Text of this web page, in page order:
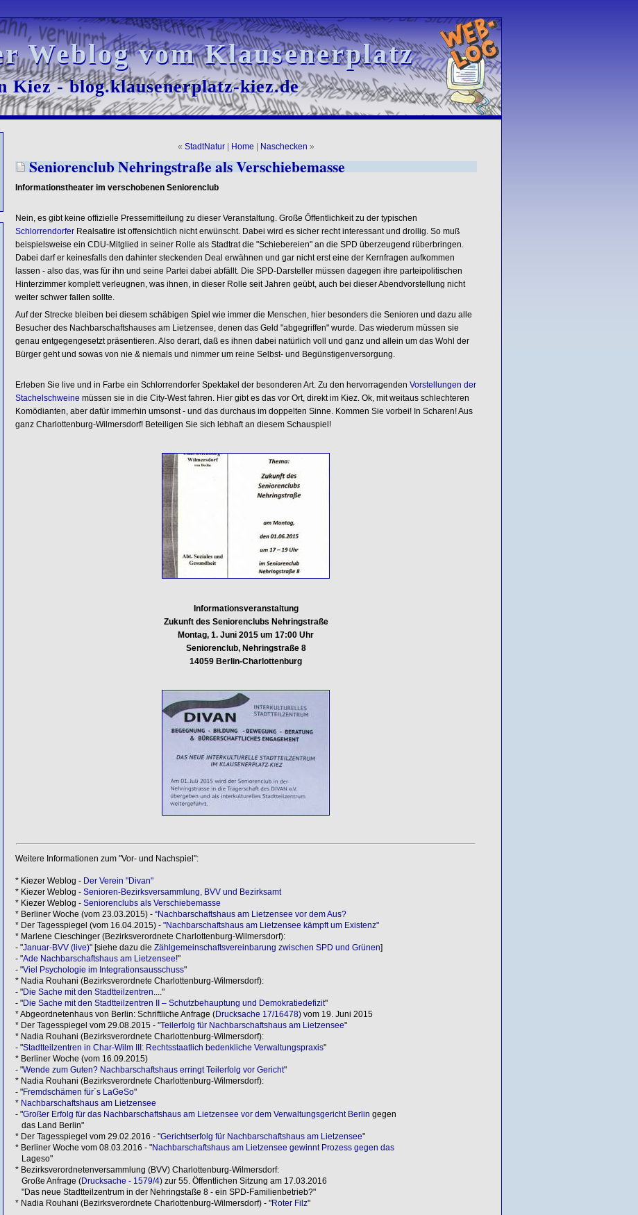
Weblog vom Klausenerplatz
Weblog vom Klausenerplatz
Kiez - blog.klausenerplatz-kiez.de
Kiez - blog.klausenerplatz-kiez.de
« StadtNatur| Home Naschecken »
Seniorenclub Nehringstraße als Verschiebemasse
Informationstheater im verschobenen Seniorenclub
Nein, es gibt keine offizielle Pressemitteilung zu dieser Veranstaltung. Große Öffentlichkeit zu der typischen
SchlorrendorferRealsatire ist offensichtlich nicht erwünscht. Dabei wird es sicher recht interessant und drollig. So muß
beispielsweise ein CDU-Mitglied in seiner Rolle als Stadtrat die "Schiebereien" an die SPD überzeugend rüberbringen.
Dabei darf er keinesfalls den dahinter steckenden Deal erwähnen und gar nicht erst eine der Kernfragen aufkommen
lassen - also das, was für ihn und seine Partei dabei abfällt. Die SPD-Darsteller müssen dagegen ihre parteipolitischen
Hinterzimmer komplett verleugnen, was ihnen, in dieser Rolle seit Jahren geübt, auch bei dieser Abendvorstellung nicht
weiter schwer fallen sollte.
Auf der Strecke bleiben bei diesem schäbigen Spiel wie immer die Menschen, hier besonders die Senioren und dazu alle
Besucher des Nachbarschaftshauses am Lietzensee, denen das Geld "abgegriffen" wurde. Das wiederum müssen sie
genau entgegengesetzt präsentieren. Also derart, daß es ihnen dabei natürlich voll und ganz und allein um das Wohl der
Bürger geht und sowas von nie & niemals und nimmer um reine Selbst- und Begünstigenversorgung.
Erleben Sie live und in Farbe ein Schlorrendorfer Spektakel der besonderen Art. Zu den hervorragenden Vorstellungen der
Stachelschweine müssen sie in die City-West fahren. Hier gibt es das vor Ort, direkt im Kiez. Ok, mit weitaus schlechteren
Komödianten, aber dafür immerhin umsonst - und das durchaus im doppelten Sinne. Kommen Sie vorbei! In Scharen! Aus
ganz Charlottenburg-Wilmersdorf! Beteiligen Sie sich lebhaft an diesem Schauspiel!
Informationsveranstaltung
Zukunft des Seniorenclubs Nehringstraße
Montag, 1. Juni 2015 um 17:00 Uhr
Seniorenclub, Nehringstraße 8
14059 Berlin-Charlottenburg
Weitere Informationen zum "Vor- und Nachspiel":
* Kiezer Weblog - Der Verein "Divan"
* Kiezer Weblog - Senioren-Bezirksversammlung, BVV und Bezirksamt
* Kiezer Weblog - Seniorenclubs als Verschiebemasse
* Berliner Woche (vom 23.03.2015) - “Nachbarschaftshaus am Lietzensee vor dem Aus?
* Der Tagesspiegel (vom 16.04.2015) - "Nachbarschaftshaus am Lietzensee kämpft um Existenz"
* Marlene Cieschinger (Bezirksverordnete Charlottenburg-Wilmersdorf):
- "Januar-BVV (live)" [siehe dazu die Zählgemeinschaftsvereinbarung zwischen SPD und Grünen]
- "Ade Nachbarschaftshaus am Lietzensee!"
- "Viel Psychologie im Integrationsausschuss"
* Nadia Rouhani (Bezirksverordnete Charlottenburg-Wilmersdorf):
- "Die Sache mit den Stadtteilzentren.... "
- "Die Sache mit den Stadtteilzentren II – Schutzbehauptung und Demokratiedefizit"
* Abgeordnetenhaus von Berlin: Schriftliche Anfrage (Drucksache 17/16478) vom 19. Juni 2015
* Der Tagesspiegel vom 29.08.2015 - "Teilerfolg für Nachbarschaftshaus am Lietzensee"
* Nadia Rouhani (Bezirksverordnete Charlottenburg-Wilmersdorf):
- "Stadtteilzentren in Char-Wilm III: Rechtsstaatlich bedenkliche Verwaltungspraxis"
* Berliner Woche (vom 16.09.2015)
- "Wende zum Guten? Nachbarschaftshaus erringt Teilerfolg vor Gericht"
* Nadia Rouhani (Bezirksverordnete Charlottenburg-Wilmersdorf):
- "Fremdschämen für´s LaGeSo"
* Nachbarschaftshaus am Lietzensee
- "Großer Erfolg für das Nachbarschaftshaus am Lietzensee vor dem Verwaltungsgericht Berlin gegen
das Land Berlin"
* Der Tagesspiegel vom 29.02.2016 - "Gerichtserfolg für Nachbarschaftshaus am Lietzensee"
* Berliner Woche vom 08.03.2016 - "Nachbarschaftshaus am Lietzensee gewinnt Prozess gegen das
Lageso"
* Bezirksverordnetenversammlung (BVV) Charlottenburg-Wilmersdorf:
Große Anfrage (Drucksache - 1579/4) zur 55. Öffentlichen Sitzung am 17.03.2016
"Das neue Stadtteilzentrum in der Nehringstaße 8 - ein SPD-Familienbetrieb?"
* Nadia Rouhani (Bezirksverordnete Charlottenburg-Wilmersdorf) - "Roter Filz"